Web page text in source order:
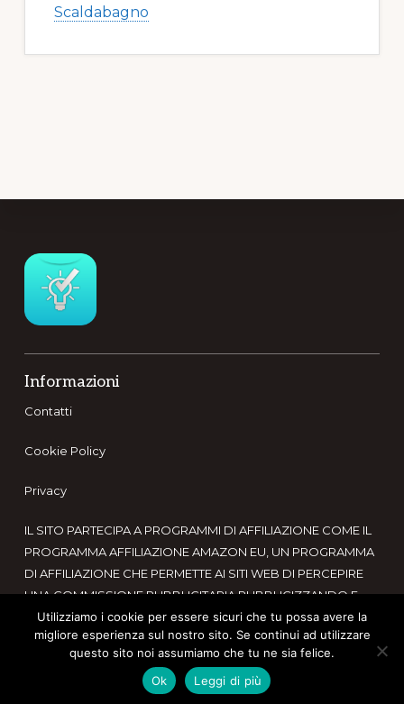
Scaldabagno
Informazioni
Contatti
Cookie Policy
Privacy
IL SITO PARTECIPA A PROGRAMMI DI AFFILIAZIONE COME IL
PROGRAMMA AFFILIAZIONE AMAZON EU, UN PROGRAMMA
DI AFFILIAZIONE CHE PERMETTE AI SITI WEB DI PERCEPIRE
UNA COMMISSIONE PUBBLICITARIA PUBBLICIZZANDO E
FORNENDO LINK AL SITO AMAZON.IT. IN QUALITÀ DI
AFFILIATO AMAZON, IL PRESENTE SITO RICEVE UN
GUADAGNO PER CIASCUN ACQUISTO IDONEO.
Utilizziamo i cookie per essere sicuri che tu possa avere la
migliore esperienza sul nostro sito. Se continui ad utilizzare
questo sito noi assumiamo che tu ne sia felice.
Ok
Leggi di più